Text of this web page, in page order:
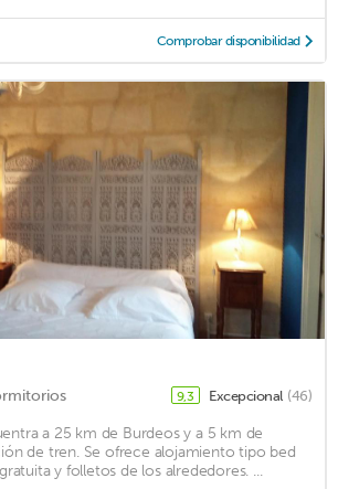
Comprobar disponibilidad
9,3 Excepcional (46)
a 25 km de Burdeos y a 5 km de
de tren. Se ofrece alojamiento tipo bed
y folletos de los alrededores. ...